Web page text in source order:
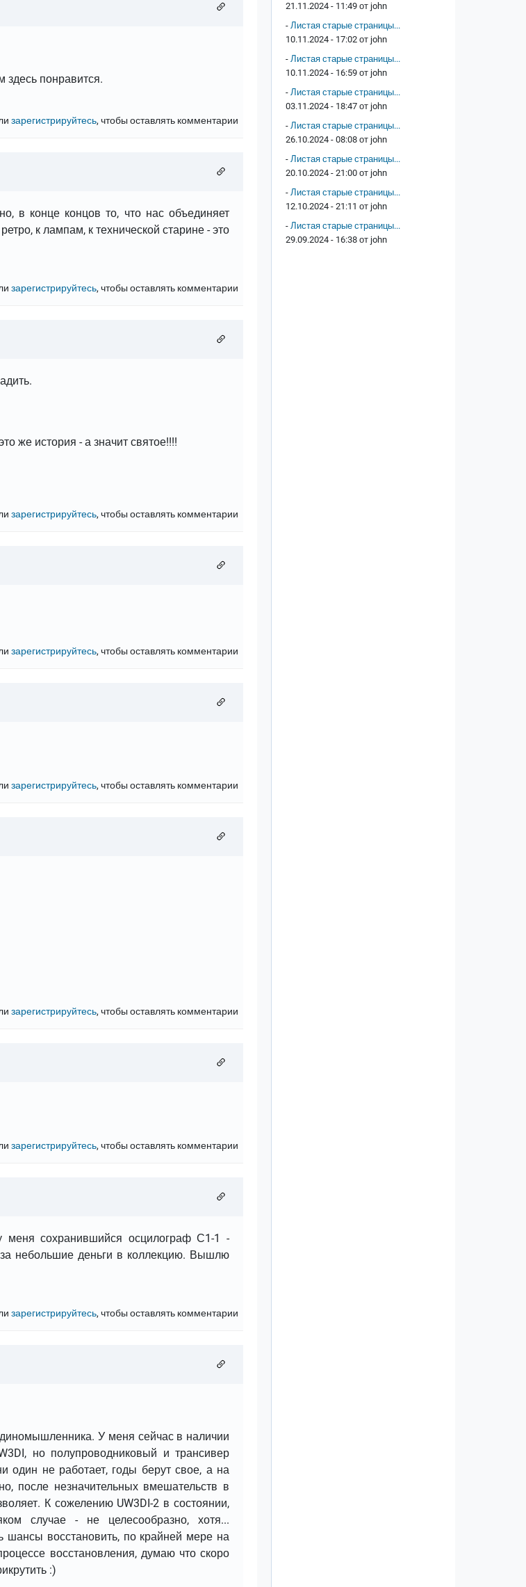
здесь понравится.
зарегистрируйтесь, чтобы оставлять комментарии
в конце концов то, что нас объединяет
к лампам, к технической старине - это
зарегистрируйтесь, чтобы оставлять комментарии
же история - а значит святое!!!!
зарегистрируйтесь, чтобы оставлять комментарии
зарегистрируйтесь, чтобы оставлять комментарии
зарегистрируйтесь, чтобы оставлять комментарии
зарегистрируйтесь, чтобы оставлять комментарии
зарегистрируйтесь, чтобы оставлять комментарии
меня сохранившийся осцилограф С1-1 -
небольшие деньги в коллекцию. Вышлю
зарегистрируйтесь, чтобы оставлять комментарии
У меня сейчас в наличии
но полупроводниковый и трансивер
один не работает, годы берут свое, а на
после незначительных вмешательств в
К сожелению UW3DI-2 в состоянии,
случае - не целесообразно, хотя...
шансы восстановить, по крайней мере на
восстановления, думаю что скоро
:)
21.11.2024 - 11:49 от john
- Листая старые страницы...
10.11.2024 - 17:02 от john
- Листая старые страницы...
10.11.2024 - 16:59 от john
- Листая старые страницы...
03.11.2024 - 18:47 от john
- Листая старые страницы...
26.10.2024 - 08:08 от john
- Листая старые страницы...
20.10.2024 - 21:00 от john
- Листая старые страницы...
12.10.2024 - 21:11 от john
- Листая старые страницы...
29.09.2024 - 16:38 от john